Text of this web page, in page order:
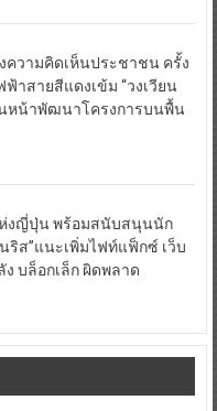
ความคิดเห็นประชาชน ครั้ง
ฟ้าสายสีแดงเข้ม “วงเวียน
หน้าพัฒนาโครงการบนพื้น
งญี่ปุ่น พร้อมสนับสนุนนัก
ริส”แนะเพิ่มไฟท์แฟ็กซ์ เว็บ
บล็อกเล็ก ผิดพลาด